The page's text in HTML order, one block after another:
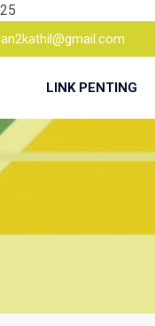
LINK PENTING